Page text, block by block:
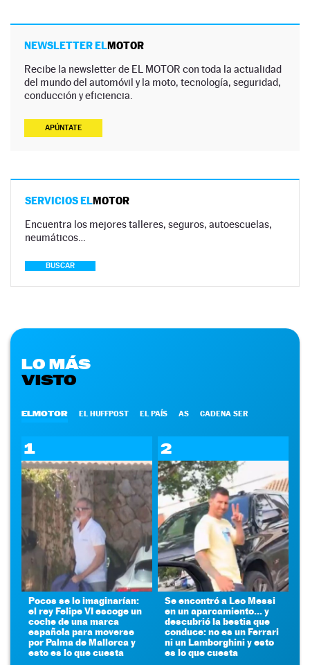
NEWSLETTER ELMOTOR
Recibe la newsletter de EL MOTOR con toda la actualidad
del mundo del automóvil y la moto, tecnología, seguridad,
conducción y eficiencia.
APÚNTATE
SERVICIOS ELMOTOR
Encuentra los mejores talleres, seguros, autoescuelas,
neumáticos…
BUSCAR
LO MÁS
VISTO
ELMOTOR EL HUFFPOST EL PAÍS AS CADENA SER
1
Pocos se lo imaginarían:
el rey Felipe VI escoge un
coche de una marca
española para moverse
por Palma de Mallorca y
esto es lo que cuesta
2
Se encontró a Leo Messi
en un aparcamiento... y
descubrió la bestia que
conduce: no es un Ferrari
ni un Lamborghini y esto
es lo que cuesta